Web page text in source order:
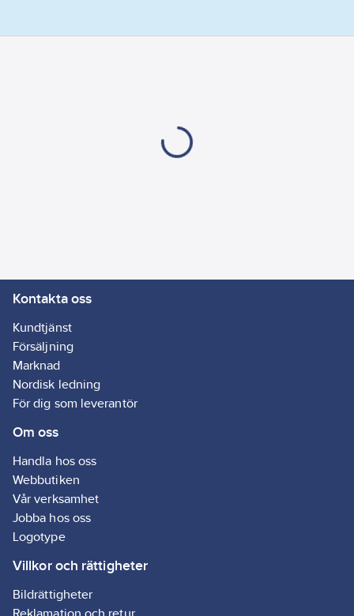
Isocyanater
Kontakta oss
Kundtjänst
Försäljning
Marknad
Nordisk ledning
För dig som leverantör
Om oss
Handla hos oss
Webbutiken
Vår verksamhet
Jobba hos oss
Logotype
Villkor och rättigheter
Bildrättigheter